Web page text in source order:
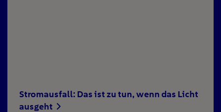
Stromausfall: Das ist zu tun, wenn das Licht
ausgeht